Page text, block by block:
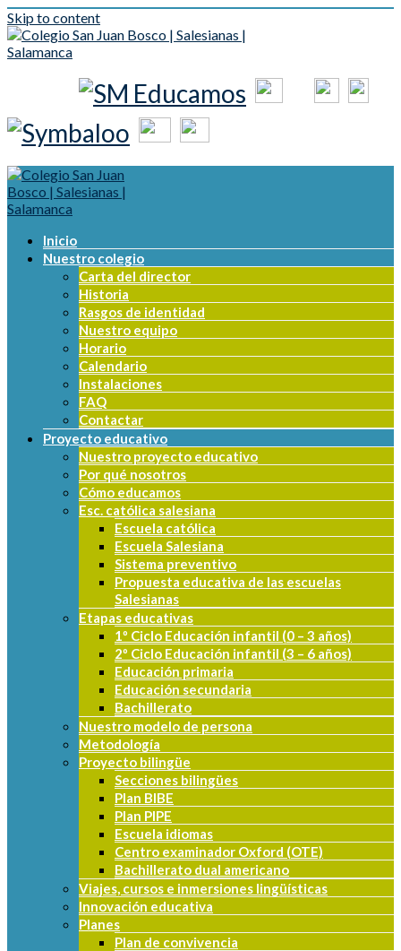
Skip to content
Inicio
Nuestro colegio
Carta del director
Historia
Rasgos de identidad
Nuestro equipo
Horario
Calendario
Instalaciones
FAQ
Contactar
Proyecto educativo
Nuestro proyecto educativo
Por qué nosotros
Cómo educamos
Esc. católica salesiana
Escuela católica
Escuela Salesiana
Sistema preventivo
Propuesta educativa de las escuelas
Salesianas
Etapas educativas
1º Ciclo Educación infantil (0 – 3 años)
2º Ciclo Educación infantil (3 – 6 años)
Educación primaria
Educación secundaria
Bachillerato
Nuestro modelo de persona
Metodología
Proyecto bilingüe
Secciones bilingües
Plan BIBE
Plan PIPE
Escuela idiomas
Centro examinador Oxford (OTE)
Bachillerato dual americano
Viajes, cursos e inmersiones lingüísticas
Innovación educativa
Planes
Plan de convivencia